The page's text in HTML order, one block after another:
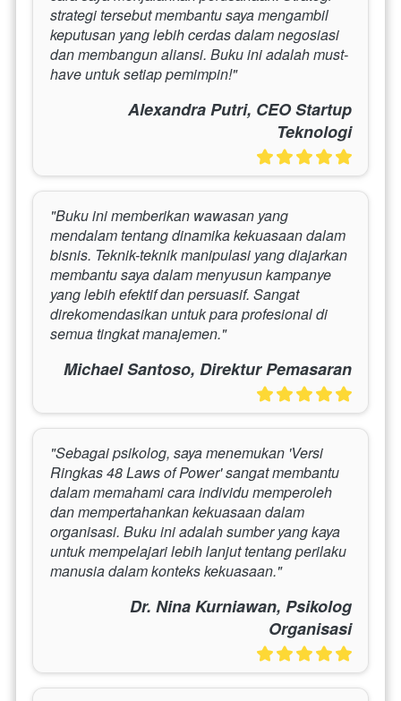
strategi tersebut membantu saya mengambil
keputusan yang lebih cerdas dalam negosiasi
dan membangun aliansi. Buku ini adalah must-
have untuk setiap pemimpin!"
Alexandra Putri, CEO Startup
Teknologi
"Buku ini memberikan wawasan yang
mendalam tentang dinamika kekuasaan dalam
bisnis. Teknik-teknik manipulasi yang diajarkan
membantu saya dalam menyusun kampanye
yang lebih efektif dan persuasif. Sangat
direkomendasikan untuk para profesional di
semua tingkat manajemen."
Michael Santoso, Direktur Pemasaran
"Sebagai psikolog, saya menemukan 'Versi
Ringkas 48 Laws of Power' sangat membantu
dalam memahami cara individu memperoleh
dan mempertahankan kekuasaan dalam
organisasi. Buku ini adalah sumber yang kaya
untuk mempelajari lebih lanjut tentang perilaku
manusia dalam konteks kekuasaan."
Dr. Nina Kurniawan, Psikolog
Organisasi